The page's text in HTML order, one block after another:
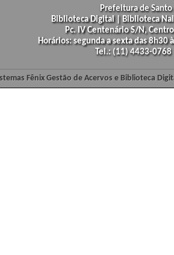
Prefeitura de
Biblioteca Digital | Biblioteca
Pc. IV Centenário S/N,
Horários: segunda a sexta das
Tel.: (11) 4433-
Fênix Gestão de Acervos e Biblioteca